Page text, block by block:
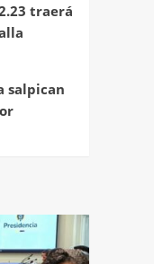
traerá
salpican